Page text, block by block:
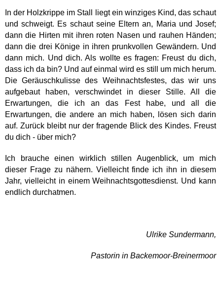
In der Holzkrippe im Stall liegt ein winziges Kind, das schaut
und schweigt. Es schaut seine Eltern an, Maria und Josef;
dann die Hirten mit ihren roten Nasen und rauhen Händen;
dann die drei Könige in ihren prunkvollen Gewändern. Und
dann mich. Und dich. Als wollte es fragen: Freust du dich,
dass ich da bin? Und auf einmal wird es still um mich herum.
Die Geräuschkulisse des Weihnachtsfestes, das wir uns
aufgebaut haben, verschwindet in dieser Stille. All die
Erwartungen, die ich an das Fest habe, und all die
Erwartungen, die andere an mich haben, lösen sich darin
auf. Zurück bleibt nur der fragende Blick des Kindes. Freust
du dich - über mich?
Ich brauche einen wirklich stillen Augenblick, um mich
dieser Frage zu nähern. Vielleicht finde ich ihn in diesem
Jahr, vielleicht in einem Weihnachtsgottesdienst. Und kann
endlich durchatmen.
Ulrike Sundermann,
Pastorin in Backemoor-Breinermoor